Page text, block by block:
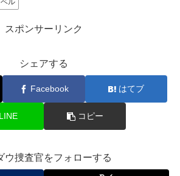
ル
スポンサーリンク
シェアする
Facebook はてブ
LINE コピー
ウ捜査官をフォローする